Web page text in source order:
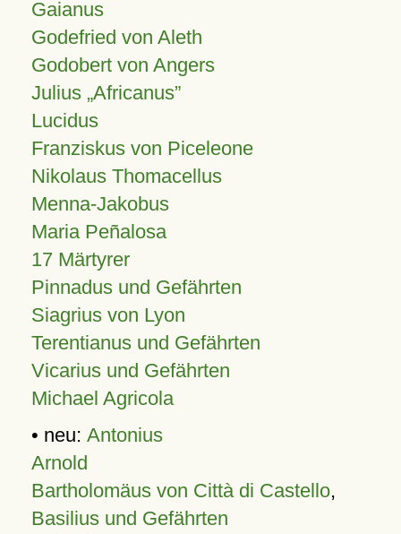
Gaianus
Godefried von Aleth
Godobert von Angers
Julius Africanus
Lucidus
Franziskus von Piceleone
Nikolaus Thomacellus
Menna-Jakobus
Maria Peñalosa
17 Märtyrer
Pinnadus und Gefährten
Siagrius von Lyon
Terentianus und Gefährten
Vicarius und Gefährten
Michael Agricola
• neu: Antonius
Arnold
Bartholomäus von Città di Castello,
Basilius und Gefährten